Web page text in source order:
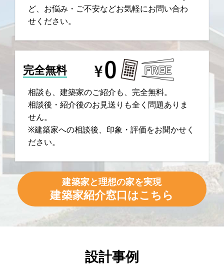
ど、お悩み・ご不安などお気軽にお問い合わ
せください。
完全無料
相談も、建築家のご紹介も、完全無料。
相談後・紹介後のお見送りも全く問題ありま
せん。
※建築家への相談後、印象・評価をお聞かせく
ださい。
建築家と理想の家を実現
建築家紹介窓口はこちら
設計事例